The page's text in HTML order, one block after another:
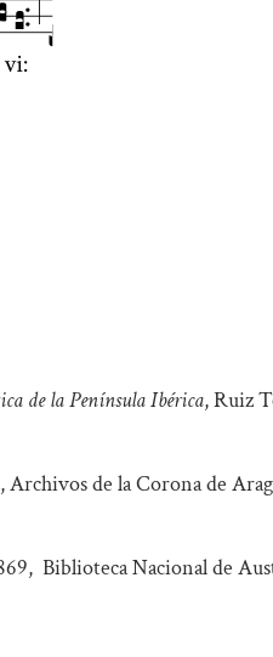
de la Península Ibérica, Ruiz
Archivos de la Corona de
Biblioteca Nacional de